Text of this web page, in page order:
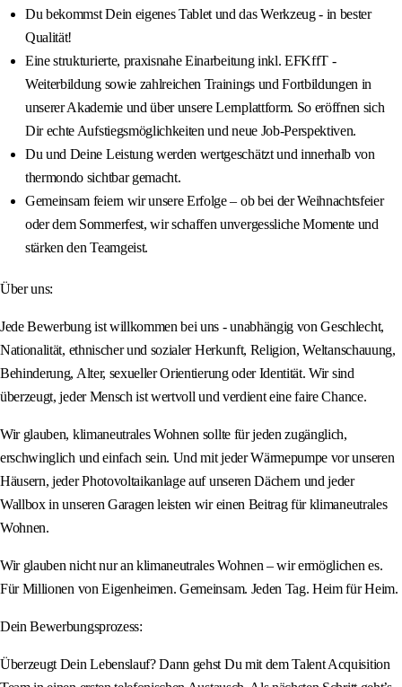
Du bekommst Dein eigenes Tablet und das Werkzeug - in bester
Qualität!
Eine strukturierte, praxisnahe Einarbeitung inkl. EFKffT -
Weiterbildung sowie zahlreichen Trainings und Fortbildungen in
unserer Akademie und über unsere Lernplattform. So eröffnen sich
Dir echte Aufstiegsmöglichkeiten und neue Job-Perspektiven.
Du und Deine Leistung werden wertgeschätzt und innerhalb von
thermondo sichtbar gemacht.
Gemeinsam feiern wir unsere Erfolge – ob bei der Weihnachtsfeier
oder dem Sommerfest, wir schaffen unvergessliche Momente und
stärken den Teamgeist.
Über uns:
Jede Bewerbung ist willkommen bei uns - unabhängig von Geschlecht,
Nationalität, ethnischer und sozialer Herkunft, Religion, Weltanschauung,
Behinderung, Alter, sexueller Orientierung oder Identität. Wir sind
überzeugt, jeder Mensch ist wertvoll und verdient eine faire Chance.
Wir glauben, klimaneutrales Wohnen sollte für jeden zugänglich,
erschwinglich und einfach sein. Und mit jeder Wärmepumpe vor unseren
Häusern, jeder Photovoltaikanlage auf unseren Dächern und jeder
Wallbox in unseren Garagen leisten wir einen Beitrag für klimaneutrales
Wohnen.
Wir glauben nicht nur an klimaneutrales Wohnen – wir ermöglichen es.
Für Millionen von Eigenheimen. Gemeinsam. Jeden Tag. Heim für Heim.
Dein Bewerbungsprozess:
Überzeugt Dein Lebenslauf? Dann gehst Du mit dem Talent Acquisition